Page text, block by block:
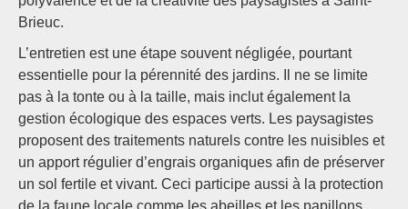
Brieuc.
L’entretien est une étape souvent négligée, pourtant
essentielle pour la pérennité des jardins. Il ne se limite
pas à la tonte ou à la taille, mais inclut également la
gestion écologique des espaces verts. Les paysagistes
proposent des traitements naturels contre les nuisibles et
un apport régulier d’engrais organiques afin de préserver
un sol fertile et vivant. Ceci participe aussi à la protection
de la faune locale comme les abeilles et les papillons.